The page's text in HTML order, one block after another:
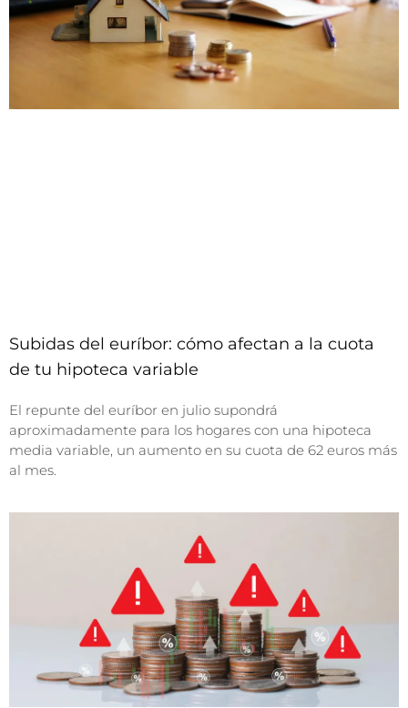
Subidas del euríbor: cómo afectan a la cuota
de tu hipoteca variable
El repunte del euríbor en julio supondrá
aproximadamente para los hogares con una hipoteca
media variable, un aumento en su cuota de 62 euros más
al mes.